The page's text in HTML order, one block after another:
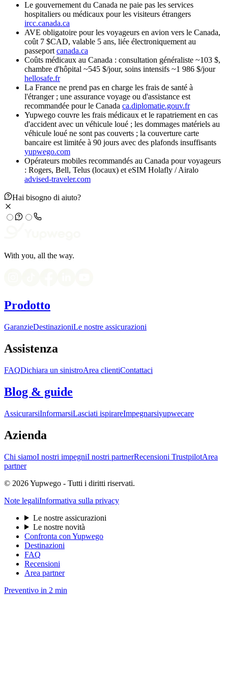
Le gouvernement du Canada ne paie pas les services
hospitaliers ou médicaux pour les visiteurs étrangers
ircc.canada.ca
AVE obligatoire pour les voyageurs en avion vers le Canada,
coût 7 $CAD, valable 5 ans, liée électroniquement au
passeport canada.ca
Coûts médicaux au Canada : consultation généraliste ~103 $,
chambre d'hôpital ~545 $/jour, soins intensifs ~1 986 $/jour
hellosafe.fr
La France ne prend pas en charge les frais de santé à
l'étranger ; une assurance voyage ou d'assistance est
recommandée pour le Canada ca.diplomatie.gouv.fr
Yupwego couvre les frais médicaux et le rapatriement en cas
d'accident avec un véhicule loué ; les dommages matériels au
véhicule loué ne sont pas couverts ; la couverture carte
bancaire est limitée à 90 jours avec des plafonds insuffisants
yupwego.com
Opérateurs mobiles recommandés au Canada pour voyageurs
: Rogers, Bell, Telus (locaux) et eSIM Holafly / Airalo
advised-traveler.com
Hai bisogno di aiuto?
With you, all the way.
Prodotto
GaranzieDestinazioniLe nostre assicurazioni
Assistenza
FAQDichiara un sinistroArea clientiContattaci
Blog & guide
AssicurarsiInformarsiLasciati ispirareImpegnarsiyupwecare
Azienda
Chi siamoI nostri impegniI nostri partnerRecensioni TrustpilotArea
partner
© 2026 Yupwego - Tutti i diritti riservati.
Note legaliInformativa sulla privacy
Le nostre assicurazioni
Le nostre novità
Confronta con Yupwego
Destinazioni
FAQ
Recensioni
Area partner
Preventivo in 2 min